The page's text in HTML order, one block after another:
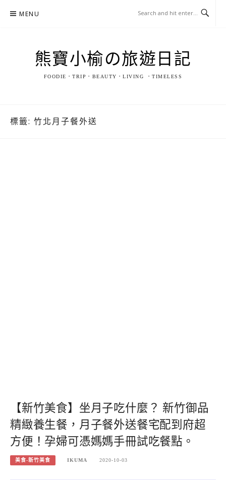
MENU
熊寶小榆の旅遊日記
FOODIE．TRIP．BEAUTY．LIVING ．TIMELESS
標籤: 竹北月子餐外送
【新竹美食】坐月子吃什麼？ 新竹御品
精緻養生餐，月子餐外送餐宅配到府超
方便！孕婦可憑媽媽手冊試吃餐點。
美食-新竹美食 IKUMA 2020-10-03